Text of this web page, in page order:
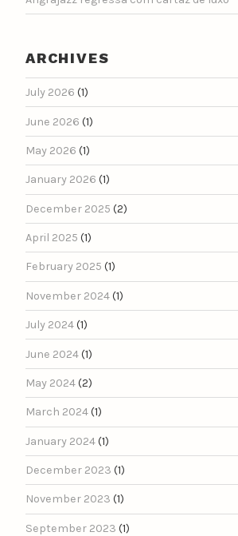
ARCHIVES
July 2026 (1)
June 2026 (1)
May 2026 (1)
January 2026 (1)
December 2025 (2)
April 2025 (1)
February 2025 (1)
November 2024(1)
July 2024(1)
June 2024(1)
May 2024(2)
March 2024(1)
January 2024(1)
December 2023 (1)
November 2023 (1)
September 2023 (1)